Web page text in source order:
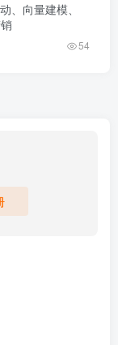
、向量建模、
54